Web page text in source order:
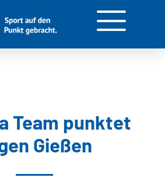
Team punktet
Gießen